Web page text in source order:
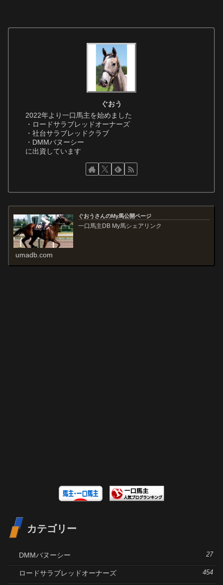
ぐおう
2022年より一口馬主を始めました
・ロードサラブレッドオーナーズ
・社台サラブレッドクラブ
・DMMバヌーシー
に出資しています
ぐおうさんのMy馬公開ページ
一口馬主DB My馬シェアリンク
umadb.com
カテゴリー
DMMバヌーシー 27
ロードサラブレッドオーナーズ 454